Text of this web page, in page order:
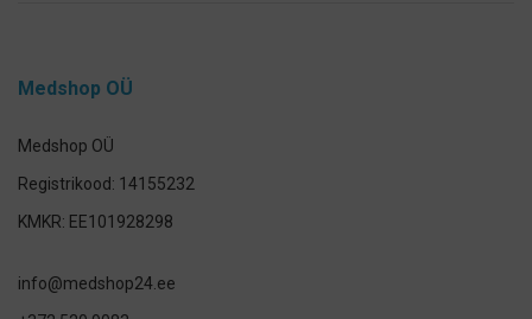
Medshop OÜ
Medshop OÜ
Registrikood: 14155232
KMKR: EE101928298
info@medshop24.ee